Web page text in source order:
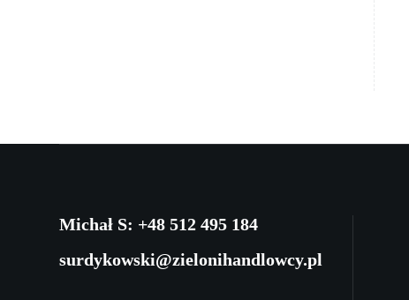
Michał S: +48 512 495 184
surdykowski@zielonihandlowcy.pl